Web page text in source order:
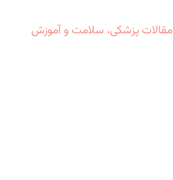
مقالات پزشکی، سلامت و آموزش